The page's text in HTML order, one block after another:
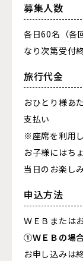
募集人数
各日60名（
なり次第受付終
旅行代金
おひとり様あ
支払い
※座席を利用
お子様にはち
当日のお楽しみ
申込方法
ＷＥＢまたは
①ＷＥＢの場
お申し込みは